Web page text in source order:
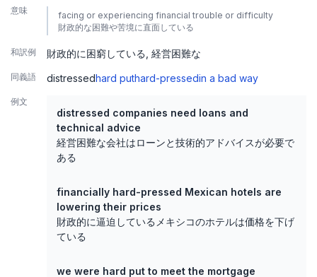
意味
facing or experiencing financial trouble or difficulty
財政的な困難や苦境に直面している
和訳例 財政的に困窮している 経営困難な
同義語 distressedhard puthard-pressedin a bad way
例文
distressed companies need loans and
technical advice
経営困難な会社はローンと技術的アドバイスが必要で
ある
financially hard-pressed Mexican hotels are
lowering their prices
財政的に逼迫しているメキシコのホテルは価格を下げ
ている
we were hard put to meet the mortgage